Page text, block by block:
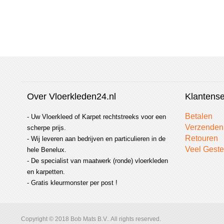
Over Vloerkleden24.nl
- Uw Vloerkleed of Karpet rechtstreeks voor een
scherpe prijs.
- Wij leveren aan bedrijven en particulieren in de
hele Benelux.
- De specialist van maatwerk (ronde) vloerkleden
en karpetten.
- Gratis kleurmonster per post !
Betalen
Verzenden
Retouren
Veel
Copyright © 2018 Bob Mats B.V.. All rights reserved.